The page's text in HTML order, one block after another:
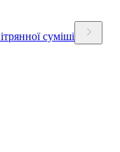
суміші